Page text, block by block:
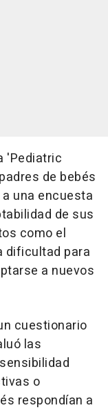
'Pediatric
de bebés
una encuesta
de sus
como el
dificultad para
a nuevos
cuestionario
las
o
respondían a